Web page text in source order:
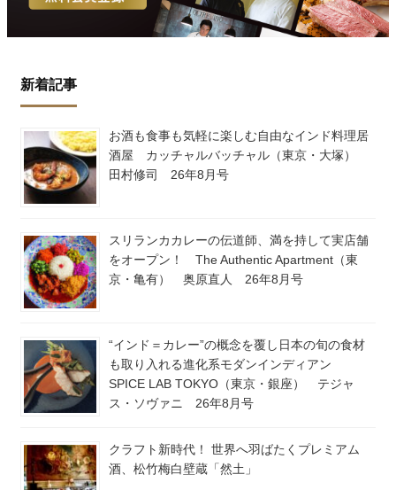
新着記事
お酒も食事も気軽に楽しむ自由なインド料理居
酒屋 カッチャルバッチャル（東京・大塚）
田村修司 26年8月号
スリランカカレーの伝道師、満を持して実店舗
をオープン！ The Authentic Apartment（東
京・亀有） 奥原直人 26年8月号
“インド＝カレー”の概念を覆し日本の旬の食材
も取り入れる進化系モダンインディアン
SPICE LAB TOKYO（東京・銀座） テジャ
ス・ソヴァニ 26年8月号
クラフト新時代！ 世界へ羽ばたくプレミアム
酒、松竹梅白壁蔵「然土」